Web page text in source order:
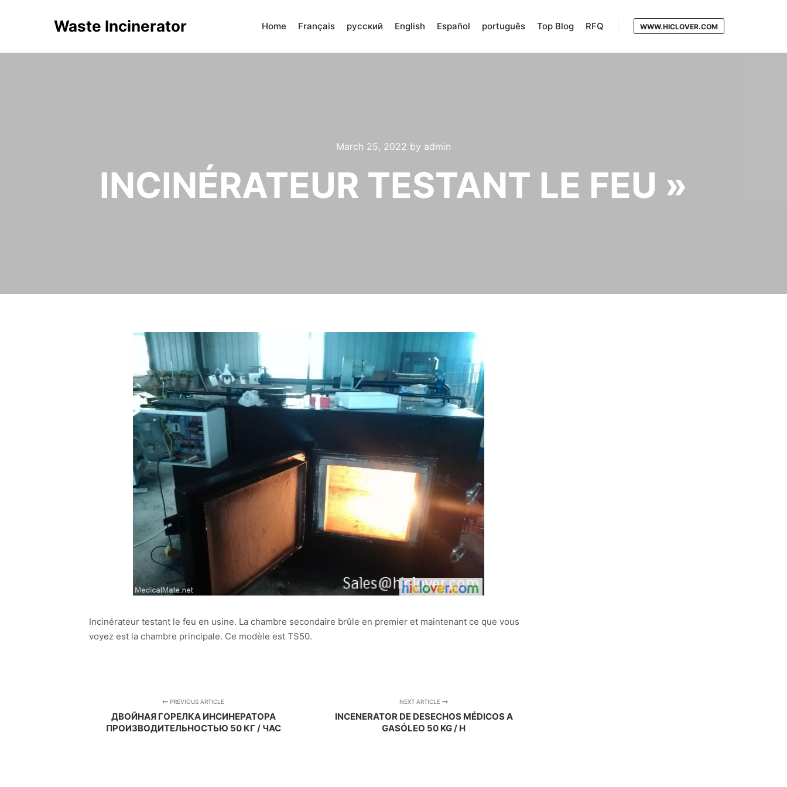
Waste Incinerator Home Français русский English Español português Top Blog RFQ WWW.HICLOVER.COM
March 25, 2022 by admin
INCINÉRATEUR TESTANT LE FEU »
Incinérateur testant le feu en usine. La chambre secondaire brûle en premier et maintenant ce que vous
voyez est la chambre principale. Ce modèle est TS50.
PREVIOUS ARTICLE
ДВОЙНАЯ ГОРЕЛКА ИНСИНЕРАТОРА
ПРОИЗВОДИТЕЛЬНОСТЬЮ 50 КГ / ЧАС
NEXT ARTICLE
INCENERATOR DE DESECHOS MÉDICOS A
GASÓLEO 50 KG / H